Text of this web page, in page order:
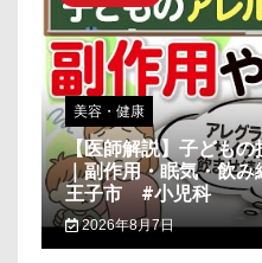
美容・健康
【医師解説】子ども
｜副作用・眠気・飲
王子市 #小児科
2026年8月7日